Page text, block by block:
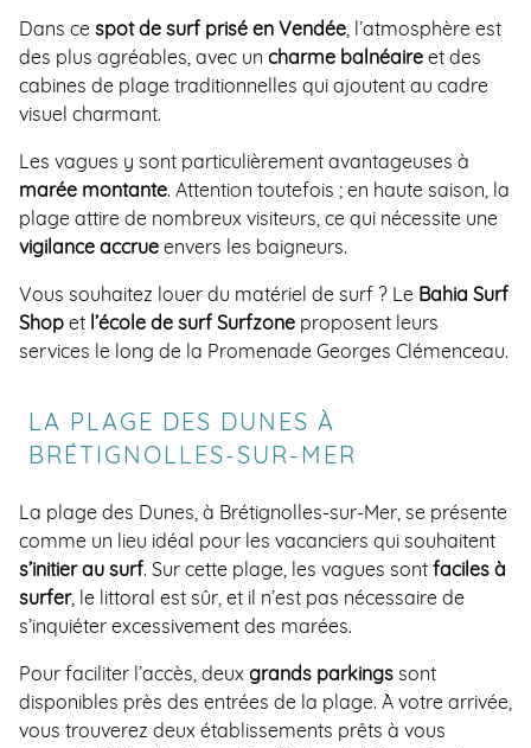
Dans ce spot de surf prisé en Vendée , l’atmosphère est
des plus agréables, avec un charme balnéaire et des
cabines de plage traditionnelles qui ajoutent au cadre
visuel charmant.
Les vagues y sont particulièrement avantageuses à
marée montante. Attention toutefois ; en haute saison, la
plage attire de nombreux visiteurs, ce qui nécessite une
vigilance accrue envers les baigneurs.
Vous souhaitez louer du matériel de surf ? Le Bahia Surf
Shop et l’école de surf Surfzone proposent leurs
services le long de la Promenade Georges Clémenceau.
LA PLAGE DES DUNES À
BRÉTIGNOLLES-SUR-MER
La plage des Dunes, à Brétignolles-sur-Mer, se présente
comme un lieu idéal pour les vacanciers qui souhaitent
s’initier au surf. Sur cette plage, les vagues sont faciles à
surfer, le littoral est sûr, et il n’est pas nécessaire de
s’inquiéter excessivement des marées.
Pour faciliter l’accès, deux grands parkings sont
disponibles près des entrées de la plage. À votre arrivée,
vous trouverez deux établissements prêts à vous